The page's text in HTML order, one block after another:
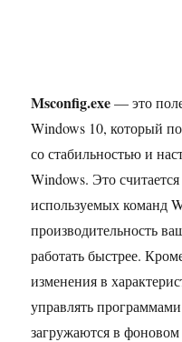
Msconfig.exe— это
Windows 10, который
со стабильностью и
Windows. Это
используемых команд
производительность
работать быстрее.
изменения в
управлять
загружаются в